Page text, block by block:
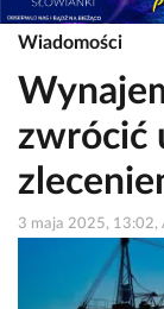
Wiadomości
zwrócić
3 maja 2025, 13:02,